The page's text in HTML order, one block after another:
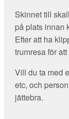
Skinnet till
på plats innan
Efter att ha
trumresa för
Vill du ta med
etc, och
jättebra.